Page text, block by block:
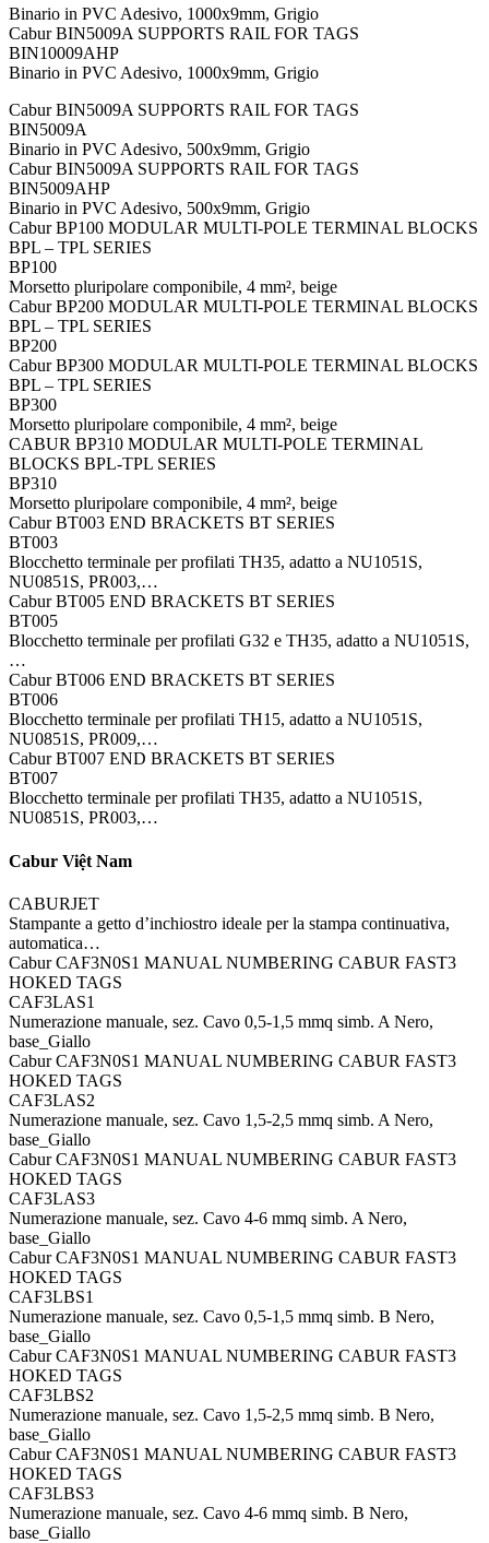
Binario in PVC Adesivo, 1000x9mm, Grigio
Cabur BIN5009A SUPPORTS RAIL FOR TAGS
BIN10009AHP
Binario in PVC Adesivo, 1000x9mm, Grigio
Cabur BIN5009A SUPPORTS RAIL FOR TAGS
BIN5009A
Binario in PVC Adesivo, 500x9mm, Grigio
Cabur BIN5009A SUPPORTS RAIL FOR TAGS
BIN5009AHP
Binario in PVC Adesivo, 500x9mm, Grigio
Cabur BP100 MODULAR MULTI-POLE TERMINAL BLOCKS
BPL – TPL SERIES
BP100
Morsetto pluripolare componibile, 4 mm², beige
Cabur BP200 MODULAR MULTI-POLE TERMINAL BLOCKS
BPL – TPL SERIES
BP200
Cabur BP300 MODULAR MULTI-POLE TERMINAL BLOCKS
BPL – TPL SERIES
BP300
Morsetto pluripolare componibile, 4 mm², beige
CABUR BP310 MODULAR MULTI-POLE TERMINAL
BLOCKS BPL-TPL SERIES
BP310
Morsetto pluripolare componibile, 4 mm², beige
Cabur BT003 END BRACKETS BT SERIES
BT003
Blocchetto terminale per profilati TH35, adatto a NU1051S,
NU0851S, PR003,…
Cabur BT005 END BRACKETS BT SERIES
BT005
Blocchetto terminale per profilati G32 e TH35, adatto a NU1051S,
…
Cabur BT006 END BRACKETS BT SERIES
BT006
Blocchetto terminale per profilati TH15, adatto a NU1051S,
NU0851S, PR009,…
Cabur BT007 END BRACKETS BT SERIES
BT007
Blocchetto terminale per profilati TH35, adatto a NU1051S,
NU0851S, PR003,…
Cabur Việt Nam
CABURJET
Stampante a getto d’inchiostro ideale per la stampa continuativa,
automatica…
Cabur CAF3N0S1 MANUAL NUMBERING CABUR FAST3
HOKED TAGS
CAF3LAS1
Numerazione manuale, sez. Cavo 0,5-1,5 mmq simb. A Nero,
base_Giallo
Cabur CAF3N0S1 MANUAL NUMBERING CABUR FAST3
HOKED TAGS
CAF3LAS2
Numerazione manuale, sez. Cavo 1,5-2,5 mmq simb. A Nero,
base_Giallo
Cabur CAF3N0S1 MANUAL NUMBERING CABUR FAST3
HOKED TAGS
CAF3LAS3
Numerazione manuale, sez. Cavo 4-6 mmq simb. A Nero,
base_Giallo
Cabur CAF3N0S1 MANUAL NUMBERING CABUR FAST3
HOKED TAGS
CAF3LBS1
Numerazione manuale, sez. Cavo 0,5-1,5 mmq simb. B Nero,
base_Giallo
Cabur CAF3N0S1 MANUAL NUMBERING CABUR FAST3
HOKED TAGS
CAF3LBS2
Numerazione manuale, sez. Cavo 1,5-2,5 mmq simb. B Nero,
base_Giallo
Cabur CAF3N0S1 MANUAL NUMBERING CABUR FAST3
HOKED TAGS
CAF3LBS3
Numerazione manuale, sez. Cavo 4-6 mmq simb. B Nero,
base_Giallo